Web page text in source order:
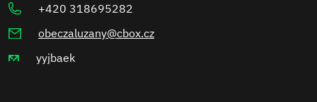
+420 318695282
obeczaluzany@cbox.cz
yyjbaek